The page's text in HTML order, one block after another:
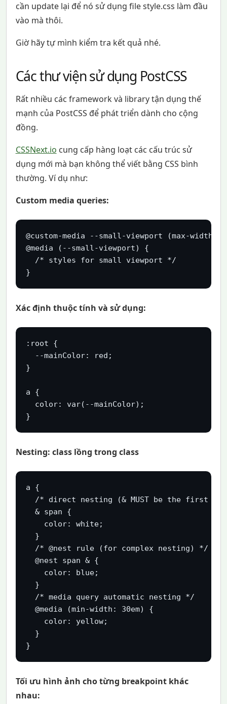
cần update lại để nó sử dụng file style.css làm đầu
vào mà thôi.
Giờ hãy tự mình kiểm tra kết quả nhé.
Các thư viện sử dụng PostCSS
Rất nhiều các framework và library tận dụng thế
mạnh của PostCSS để phát triển dành cho cộng
đồng.
CSSNext.io cung cấp hàng loạt các cấu trúc sử
dụng mới mà bạn không thể viết bằng CSS bình
thường. Ví dụ như:
Custom media queries:
@custom-media --small-viewport (max-width:
@media (--small-viewport) {
  /* styles for small viewport */
}
Xác định thuộc tính và sử dụng:
:root {
  --mainColor: red;
}
a {
  color: var(--mainColor);
Nesting: class lồng trong class
a {
/* direct nesting (& MUST be the first
  & span {
    color: white;
  }
  /* @nest rule (for complex nesting) */
  @nest span & {
    color: blue;
  }
  /* media query automatic nesting */
  @media (min-width: 30em) {
    color: yellow;
  }
Tối ưu hình ảnh cho từng breakpoint khác
nhau: